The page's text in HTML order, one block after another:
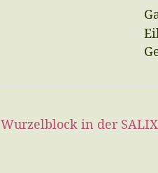
Wurzelblock in der